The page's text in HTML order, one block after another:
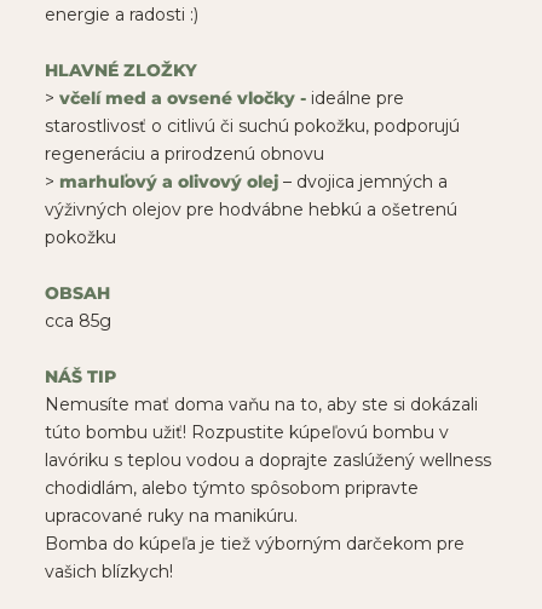
energie a radosti :)
HLAVNÉ ZLOŽKY
>včelí med a ovsené vločky - ideálne pre
starostlivosť o citlivú či suchú pokožku, podporujú
regeneráciu a prirodzenú obnovu
> marhuľový a olivový olej – dvojica jemných a
výživných olejov pre hodvábne hebkú a ošetrenú
pokožku
OBSAH
cca 85g
NÁŠ TIP
Nemusíte mať doma vaňu na to, aby ste si dokázali
túto bombu užiť! Rozpustite kúpeľovú bombu v
lavóriku s teplou vodou a doprajte zaslúžený wellness
chodidlám, alebo týmto spôsobom pripravte
upracované ruky na manikúru.
Bomba do kúpeľa je tiež výborným darčekom pre
vašich blízkych!